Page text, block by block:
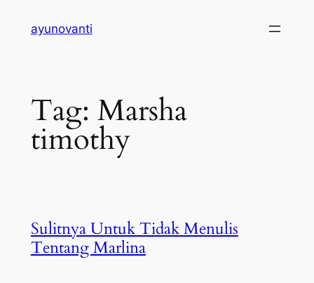
ayunovanti
Tag: Marsha
timothy
Sulitnya Untuk Tidak Menulis
Tentang Marlina